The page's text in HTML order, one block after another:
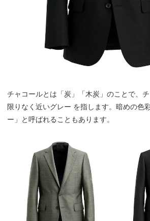
チャコールとは「炭」「木炭」のことで、
限りなく近いグレー を指します。暗めの色
ー」と呼ばれることもあります。